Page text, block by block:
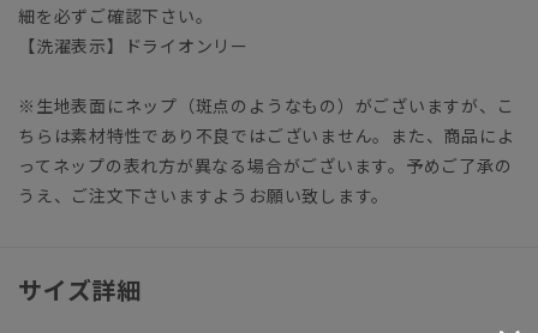
細を必ずご確認下さい。
【洗濯表示】ドライオンリー
※生地表面にネップ（斑点のようなもの）がございますが、こ
ちらは素材特性であり不良ではございません。また、商品によ
ってネップの表れ方が異なる場合がございます。予めご了承の
うえ、ご注文下さいますようお願い致します。
サイズ詳細